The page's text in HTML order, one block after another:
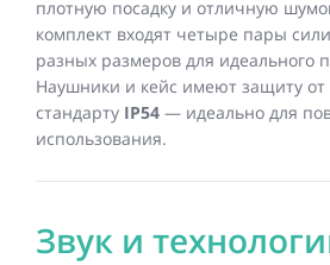
плотную посадку и отличную
комплект входят четыре пары
разных размеров для идеального
Наушники и кейс имеют защиту от
стандарту IP54 — идеально для
использования.
Звук и